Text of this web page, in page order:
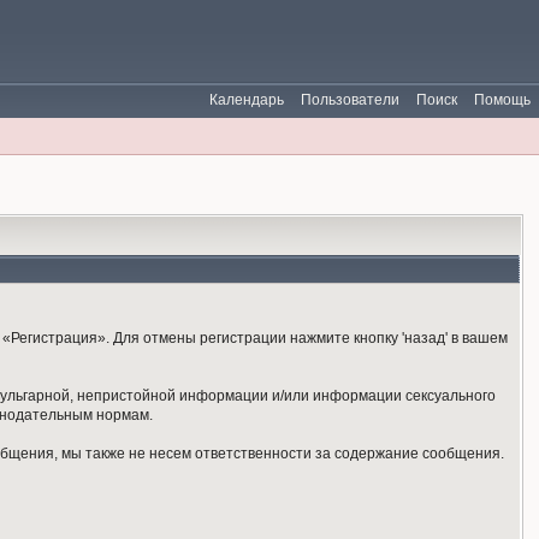
Помощь
Поиск
Пользователи
Календарь
Для отмены регистрации нажмите кнопку 'назад' в вашем
непристойной информации и/или информации сексуального
нормам.
мы также не несем ответственности за содержание сообщения.